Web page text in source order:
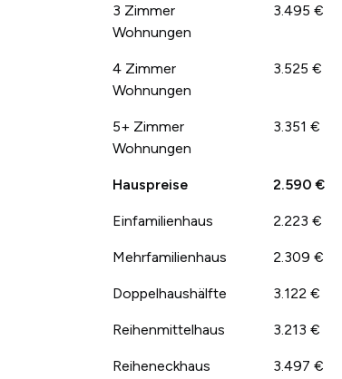
3 Zimmer
Wohnungen
3.495 €
4 Zimmer
Wohnungen
3.525 €
5+ Zimmer
Wohnungen
3.351 €
Hauspreise 2.590 €
Einfamilienhaus 2.223 €
Mehrfamilienhaus 2.309 €
Doppelhaushälfte 3.122 €
Reihenmittelhaus 3.213 €
Reiheneckhaus 3.497 €